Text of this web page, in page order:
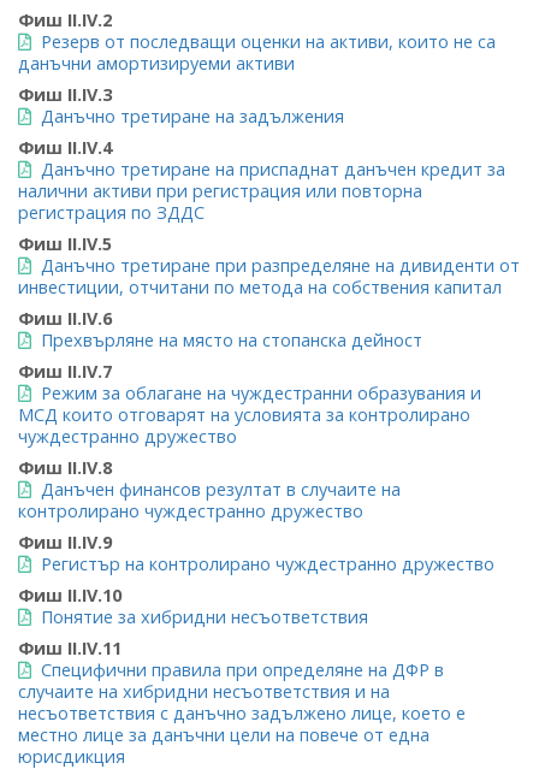
Фиш II.IV.2
Резерв от последващи оценки на активи, които не са
данъчни амортизируеми активи
Фиш II.IV.3
Данъчно третиране на задължения
Фиш II.IV.4
Данъчно третиране на приспаднат данъчен кредит за
налични активи при регистрация или повторна
регистрация по ЗДДС
Фиш II.IV.5
Данъчно третиране при разпределяне на дивиденти от
инвестиции, отчитани по метода на собствения капитал
Фиш II.IV.6
Прехвърляне на място на стопанска дейност
Фиш II.IV.7
Режим за облагане на чуждестранни образувания и
МСД които отговарят на условията за контролирано
чуждестранно дружество
Фиш II.IV.8
Данъчен финансов резултат в случаите на
контролирано чуждестранно дружество
Фиш II.IV.9
Регистър на контролирано чуждестранно дружество
Фиш II.IV.10
Понятие за хибридни несъответствия
Фиш II.IV.11
Специфични правила при определяне на ДФР в
случаите на хибридни несъответствия и на
несъответствия с данъчно задължено лице, което е
местно лице за данъчни цели на повече от една
юрисдикция